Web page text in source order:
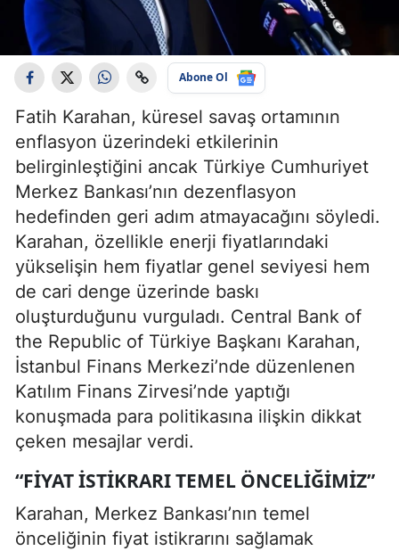
Abone Ol
Fatih Karahan, küresel savaş ortamının
enflasyon üzerindeki etkilerinin
belirginleştiğini ancak Türkiye Cumhuriyet
Merkez Bankası’nın dezenflasyon
hedefinden geri adım atmayacağını söyledi.
Karahan, özellikle enerji fiyatlarındaki
yükselişin hem fiyatlar genel seviyesi hem
de cari denge üzerinde baskı
oluşturduğunu vurguladı. Central Bank of
the Republic of Türkiye Başkanı Karahan,
İstanbul Finans Merkezi’nde düzenlenen
Katılım Finans Zirvesi’nde yaptığı
konuşmada para politikasına ilişkin dikkat
çeken mesajlar verdi.
“FIYAT ISTIKRARI TEMEL ÖNCELIĞIMIZ”
Karahan, Merkez Bankası’nın temel
önceliğinin fiyat istikrarını sağlamak